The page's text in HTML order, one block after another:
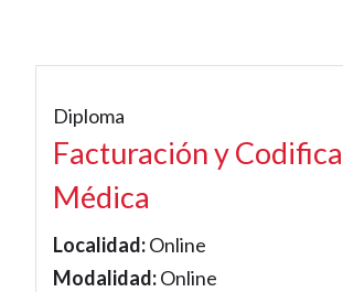
Diploma
Facturación y
Médica
Localidad:Online
Modalidad:Online